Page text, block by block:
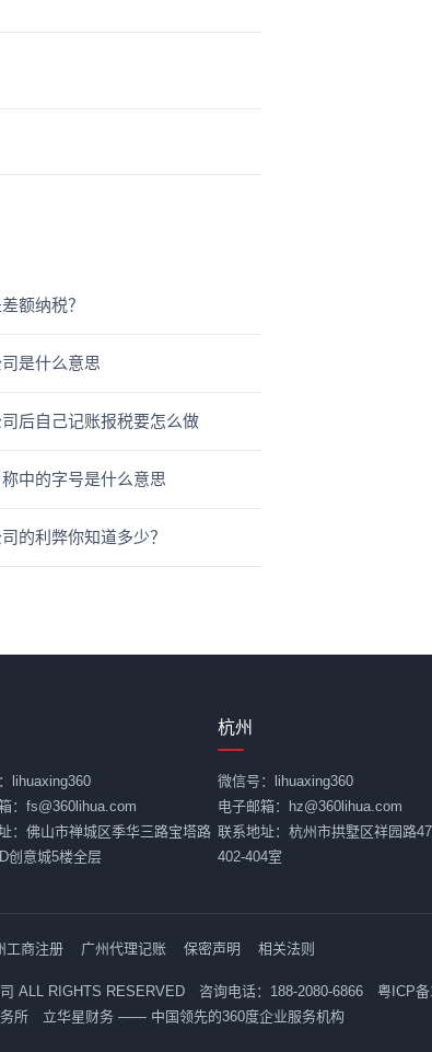
额纳税？
是什么意思
后自己记账报税要怎么做
中的字号是什么意思
的利弊你知道多少？
lihuaxing360
：fs@360lihua.com
：佛山市禅城区季华三路宝塔路
创意城5楼全层
杭州
微信号：lihuaxing360
电子邮箱：hz@360lihua.com
联系地址：杭州市拱墅区祥园路
402-404室
工商注册 广州代理记账 保密声明 相关法则
ALL RIGHTS RESERVED 咨询电话：188-2080-6866 粤ICP
务所 立华星财务 —— 中国领先的360度企业服务机构